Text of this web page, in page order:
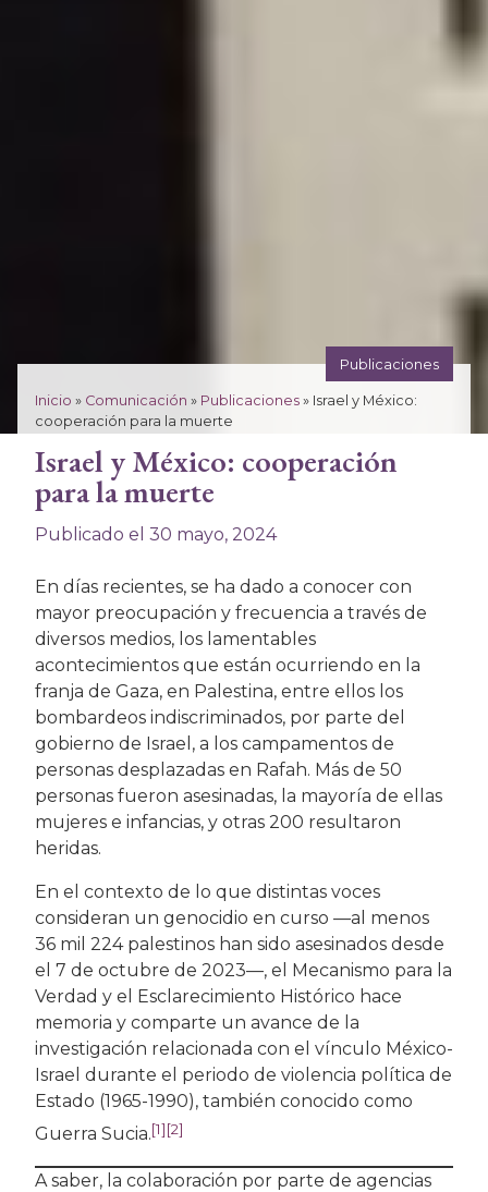
Publicaciones
Inicio » Comunicación » Publicaciones » Israel y México:
cooperación para la muerte
Israel y México: cooperación
para la muerte
Publicado el 30 mayo, 2024
En días recientes, se ha dado a conocer con
mayor preocupación y frecuencia a través de
diversos medios, los lamentables
acontecimientos que están ocurriendo en la
franja de Gaza, en Palestina, entre ellos los
bombardeos indiscriminados, por parte del
gobierno de Israel, a los campamentos de
personas desplazadas en Rafah. Más de 50
personas fueron asesinadas, la mayoría de ellas
mujeres e infancias, y otras 200 resultaron
heridas.
En el contexto de lo que distintas voces
consideran un genocidio en curso —al menos
36 mil 224 palestinos han sido asesinados desde
el 7 de octubre de 2023—, el Mecanismo para la
Verdad y el Esclarecimiento Histórico hace
memoria y comparte un avance de la
investigación relacionada con el vínculo México-
Israel durante el periodo de violencia política de
Estado (1965-1990), también conocido como
Guerra Sucia.[1][2]
A saber, la colaboración por parte de agencias